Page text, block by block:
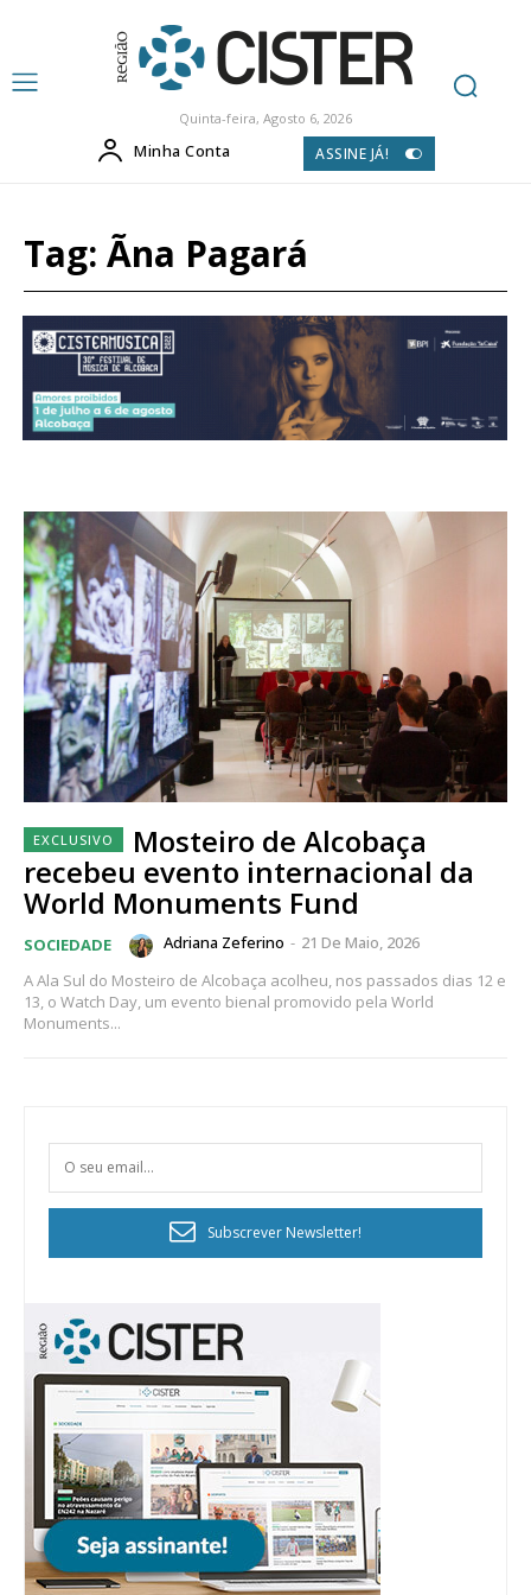
Quinta-feira, Agosto 6, 2026
Minha Conta ASSINE JÁ!
Tag: Ãna Pagará
Mosteiro de Alcobaça
recebeu evento internacional da
World Monuments Fund
SOCIEDADE Adriana Zeferino - 21 De Maio, 2026
A Ala Sul do Mosteiro de Alcobaça acolheu, nos passados dias 12 e
13, o Watch Day, um evento bienal promovido pela World
Monuments...
Subscrever Newsletter!